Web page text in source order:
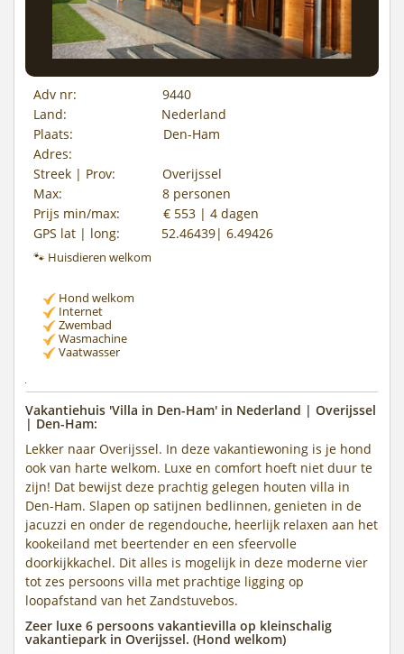
Adv nr:
9440
Land:
Nederland
Plaats:
Den-Ham
Adres:
Streek | Prov:
Overijssel
Max:
8 personen
Prijs min/max:
€ 553 | 4 dagen
GPS lat | long:
52.46439| 6.49426
🐾 Huisdieren welkom
Hond welkom
Internet
Zwembad
Wasmachine
Vaatwasser
Vakantiehuis 'Villa in Den-Ham' in Nederland | Overijssel
| Den-Ham:
Lekker naar Overijssel. In deze vakantiewoning is je hond
ook van harte welkom. Luxe en comfort hoeft niet duur te
zijn! Dat bewijst deze prachtig gelegen houten villa in
Den-Ham. Slapen op satijnen bedlinnen, genieten in de
jacuzzi en onder de regendouche, heerlijk relaxen aan het
kookeiland met beertender en een sfeervolle
doorkijkkachel. Dit alles is mogelijk in deze moderne vier
tot zes persoons villa met prachtige ligging op
loopafstand van het Zandstuvebos.
Zeer luxe 6 persoons vakantievilla op kleinschalig
vakantiepark in Overijssel. (Hond welkom)